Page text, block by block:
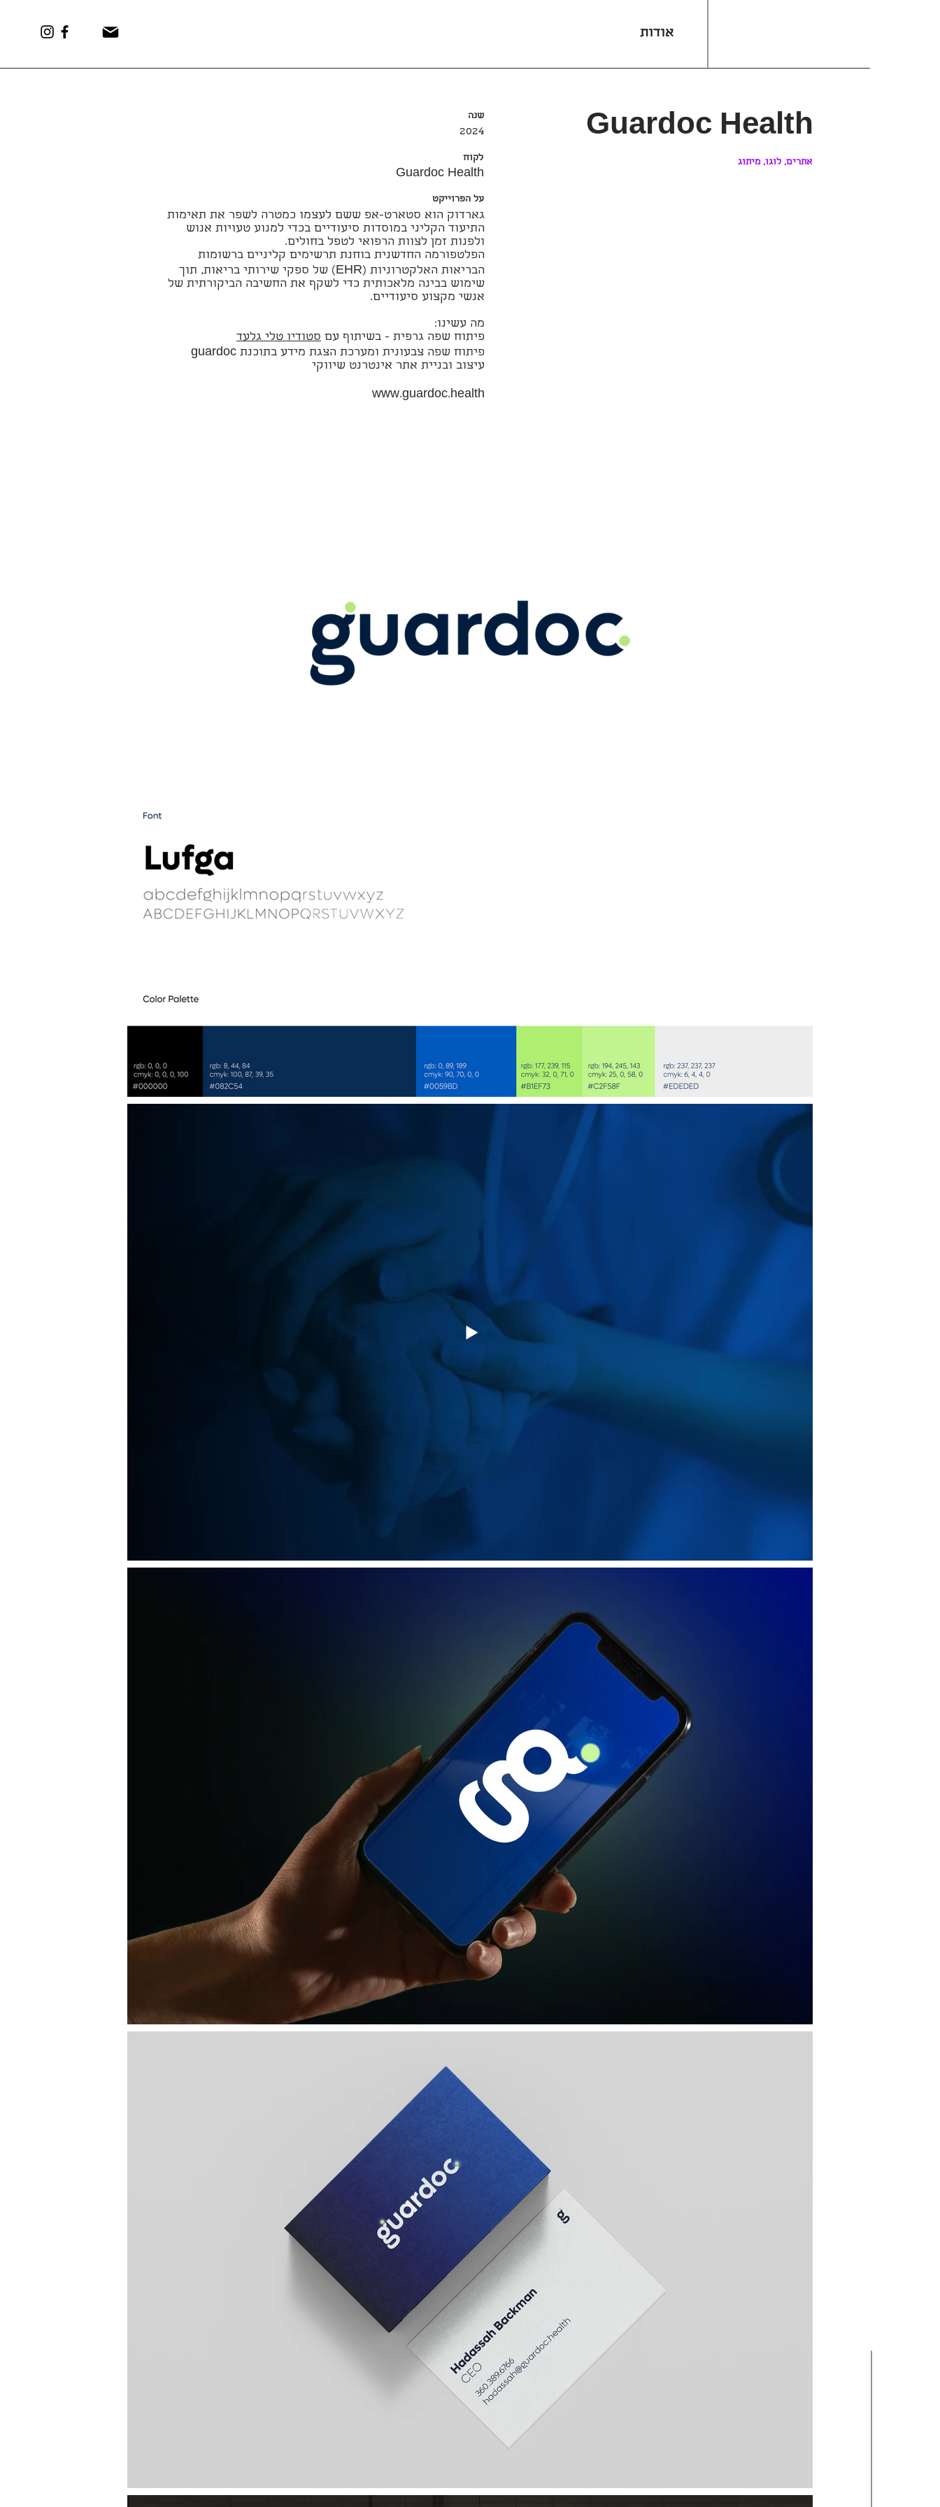
אודות
שנה
2024
לקוח
Guardoc Health
על הפרוייקט
גארדוק הוא סטארט-אפ ששם לעצמו כמטרה לשפר את תאימות
התיעוד הקליני במוסדות סיעודיים בכדי למנוע טעויות אנוש
ולפנות זמן לצוות הרפואי לטפל בחולים.
הפלטפורמה החדשנית בוחנת תרשימים קליניים ברשומות
הבריאות האלקטרוניות (EHR) של ספקי שירותי בריאות, תוך
שימוש בבינה מלאכותית כדי לשקף את החשיבה הביקורתית של
אנשי מקצוע סיעודיים.
מה עשינו:
פיתוח שפה גרפית - בשיתוף עם סטודיו טלי גלעד
פיתוח שפה צבעונית ומערכת הצגת מידע בתוכנת guardoc
עיצוב ובניית אתר אינטרנט שיווקי
www.guardoc.health
Guardoc Health
אתרים, לוגו, מיתוג